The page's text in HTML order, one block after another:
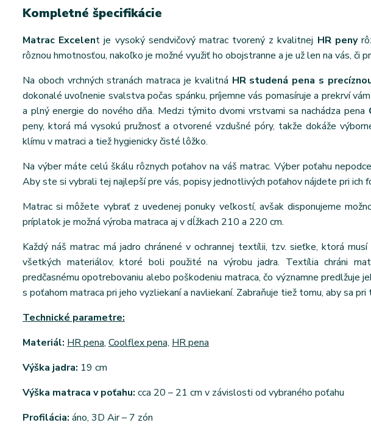
Kompletné špecifikácie
Matrac Excelent je vysoký sendvičový matrac tvorený z kvalitnej HR peny
rôznou hmotnosťou, nakoľko je možné využiť ho obojstranne a je už len na vás, či
Na oboch vrchných stranách matraca je kvalitná HR studená pena s
dokonalé uvoľnenie svalstva počas spánku, príjemne vás pomasíruje a prekrví
a plný energie do nového dňa. Medzi týmito dvomi vrstvami sa nachádza pena
peny, ktorá má vysokú pružnosť a otvorené vzdušné póry, takže dokáže
klímu v matraci a tiež hygienicky čisté lôžko.
Na výber máte celú škálu rôznych poťahov na váš matrac. Výber poťahu
Aby ste si vybrali tej najlepší pre vás, popisy jednotlivých poťahov nájdete pri ich
Matrac si môžete vybrať z uvedenej ponuky veľkostí, avšak disponujeme
príplatok je možná výroba matraca aj v dĺžkach 210 a 220 cm.
Každý náš matrac má jadro chránené v ochrannej textílii, tzv. sieťke, ktorá
všetkých materiálov, ktoré boli použité na výrobu jadra. Textília chráni
predčasnému opotrebovaniu alebo poškodeniu matraca, čo významne predlžuje
s poťahom matraca pri jeho vyzliekaní a navliekaní. Zabraňuje tiež tomu, aby sa
Technické parametre:
Materiál: HR pena, Coolflex pena, HR pena
Výška jadra: 19 cm
Výška matraca v poťahu: cca 20 – 21 cm v závislosti od vybraného poťahu
Profilácia: áno, 3D Air – 7 zón